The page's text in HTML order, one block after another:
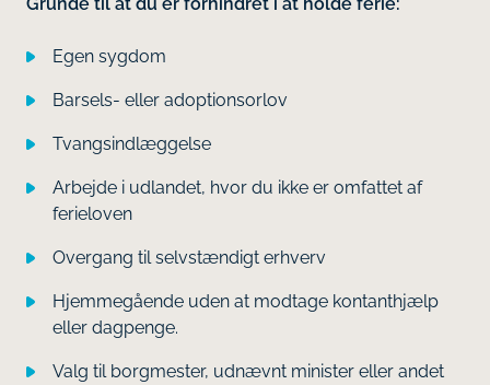
Egen sygdom
Barsels- eller adoptionsorlov
Tvangsindlæggelse
Arbejde i udlandet, hvor du ikke er omfattet af
ferieloven
Overgang til selvstændigt erhverv
Hjemmegående uden at modtage kontanthjælp
eller dagpenge.
Valg til borgmester, udnævnt minister eller andet